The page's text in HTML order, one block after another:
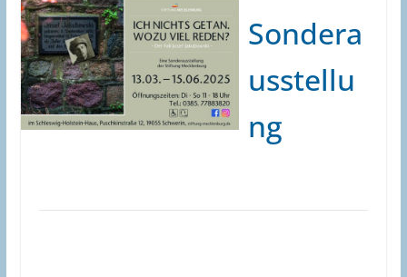
Sondera
usstellu
ng